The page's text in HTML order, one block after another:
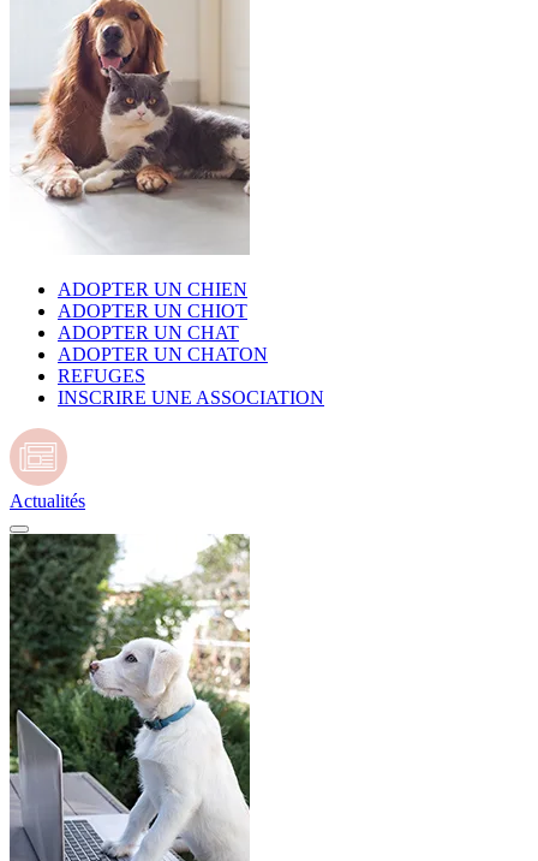
ADOPTER UN CHIEN
ADOPTER UN CHIOT
ADOPTER UN CHAT
ADOPTER UN CHATON
REFUGES
INSCRIRE UNE ASSOCIATION
Actualités